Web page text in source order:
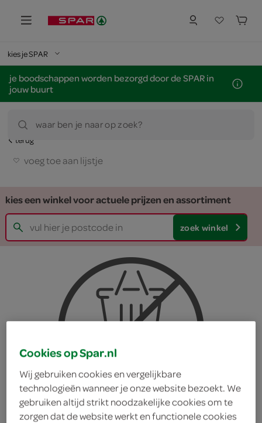
kies je SPAR
je boodschappen worden bezorgd door de SPAR in
jouw buurt
waar ben je naar op zoek?
terug
voeg toe aan lijstje
kies een winkel voor actuele prijzen en assortiment
zoek winkel
Cookies op Spar.nl
Wij gebruiken cookies en vergelijkbare
technologieën wanneer je onze website bezoekt. We
gebruiken altijd strikt noodzakelijke cookies om te
zorgen dat de website werkt en functionele cookies